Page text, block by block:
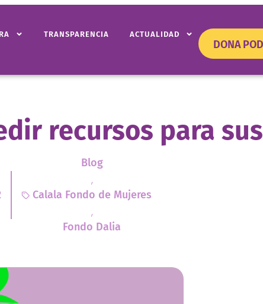
TRANSPARENCIA ACTUALIDAD
DONA
recursos para
Blog
,
Calala Fondo de Mujeres
,
Fondo Dalia